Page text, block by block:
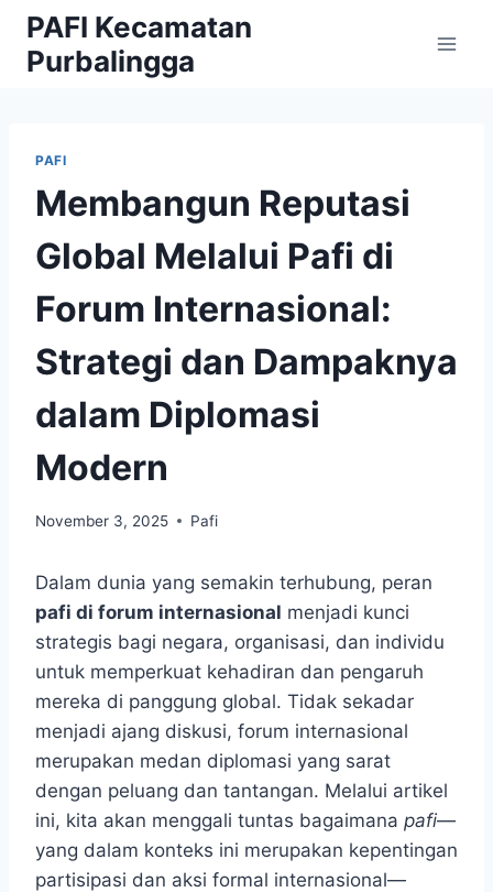
Skip
content
PAFI Kecamatan
Purbalingga
PAFI
Membangun Reputasi
Global Melalui Pafi di
Forum Internasional:
Strategi dan Dampaknya
dalam Diplomasi
Modern
November 3, 2025 Pafi
Dalam dunia yang semakin terhubung, peran
pafi di forum internasional menjadi kunci
strategis bagi negara, organisasi, dan individu
untuk memperkuat kehadiran dan pengaruh
mereka di panggung global. Tidak sekadar
menjadi ajang diskusi, forum internasional
merupakan medan diplomasi yang sarat
dengan peluang dan tantangan. Melalui artikel
ini, kita akan menggali tuntas bagaimana pafi—
yang dalam konteks ini merupakan kepentingan
partisipasi dan aksi formal internasional—